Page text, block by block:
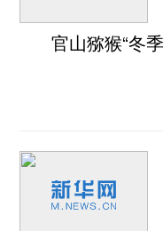
官山猕猴“冬